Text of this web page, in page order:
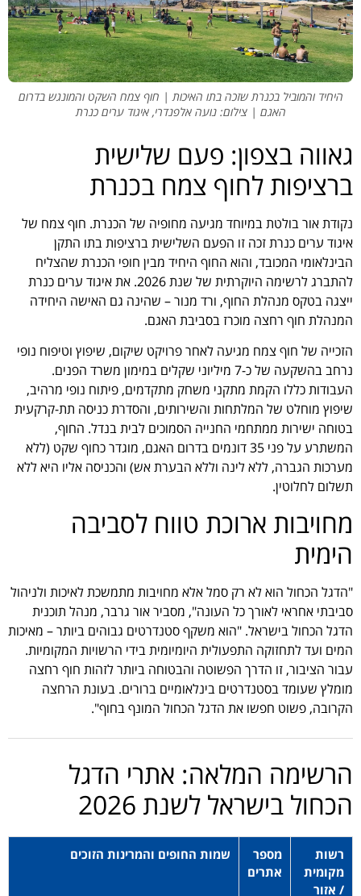
היחיד והמוביל בכנרת שזכה בתו האיכות | חוף צמח השקט והמונגש בדרום
האגם | צילום: נועה אלפנדרי, איגוד ערים כנרת
גאווה בצפון: פעם שלישית
ברציפות לחוף צמח בכנרת
נקודת אור בולטת במיוחד מגיעה מחופיה של הכנרת. חוף צמח של
איגוד ערים כנרת זכה זו הפעם השלישית ברציפות בתו התקן
הבינלאומי המכובד, והוא החוף היחיד מבין חופי הכנרת שהצליח
להתברג לרשימה היוקרתית של שנת 2026. את איגוד ערים כנרת
ייצגה בטקס מנהלת החוף, ורד מנור – שהינה גם האישה היחידה
המנהלת חוף רחצה מוכרז בסביבת האגם.
הזכייה של חוף צמח מגיעה לאחר פרויקט שיקום, שיפוץ וטיפוח נופי
נרחב בהשקעה של כ-7 מיליוני שקלים במימון משרד הפנים.
העבודות כללו הקמת מתקני משחק מתקדמים, פיתוח נופי מרהיב,
שיפוץ מוחלט של המלתחות והשירותים, והסדרת כניסה תת-קרקעית
בטוחה ישירות ממתחמי החנייה הסמוכים לבית בנדל. החוף,
המשתרע על פני 35 דונמים בדרום האגם, מוגדר כחוף שקט (ללא
מערכות הגברה, ללא לינה וללא הבערת אש) והכניסה אליו היא ללא
תשלום לחלוטין.
מחויבות ארוכת טווח לסביבה
הימית
"הדגל הכחול הוא לא רק סמל אלא מחויבות מתמשכת לאיכות ולניהול
סביבתי אחראי לאורך כל העונה", מסביר אור גרבר, מנהל תוכנית
הדגל הכחול בישראל. "הוא משקף סטנדרטים גבוהים ביותר – מאיכות
המים ועד לתחזוקה התפעולית היומיומית בידי הרשויות המקומיות.
עבור הציבור, זו הדרך הפשוטה והבטוחה ביותר לזהות חוף רחצה
מומלץ שעומד בסטנדרטים בינלאומיים ברורים. בעונת הרחצה
הקרובה, פשוט חפשו את הדגל הכחול המונף בחוף".
הרשימה המלאה: אתרי הדגל
הכחול בישראל לשנת 2026
רשות
מקומית
/ אזור
מספר
אתרים
שמות החופים והמרינות הזוכים